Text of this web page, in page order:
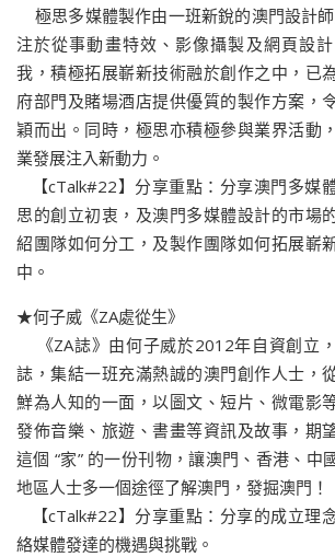
極思多媒體製作由一班新銳的澳門設計
注於從事動畫特效、影像攝製及網頁設
我，積極拓展嶄新技術融於創作之中，已
府部門及賭場酒店提供優質的製作方案，
穎而出。同時，極思亦積極參與業界活動
業發展注入新動力。
【cTalk#22】分享重點：分享澳門多媒
思的創立初衷，及澳門多媒體設計的市場
紹團隊如何分工，及製作團隊如何拓展嶄
中。
★何子威《ZA處從生》
《ZA誌》由何子威於2012年自資創立
誌，集結一班充滿熱誠的澳門創作人士，
鮮為人知的一面，以圖文、短片、微電影
發佈音樂、旅遊、書畫等資訊及故事，期
這個 “家” 的一份刊物，讓澳門、香港、中
地區人士多一個途徑了解澳門，發掘澳門！
【cTalk#22】分享重點：分享的成立理
絡媒體發達的機遇與挑戰。